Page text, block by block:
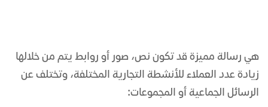
هي رسالة مميزة قد تكون نص، صور أو روابط يتم من خلالها
زيادة عدد العملاء للأنشطة التجارية المختلفة، وتختلف عن
الرسائل الجماعية أو المجموعات: